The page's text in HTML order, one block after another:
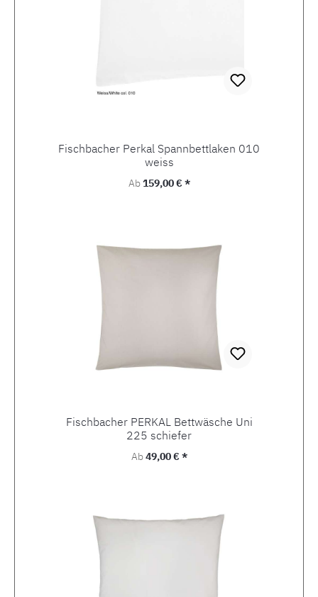
Fischbacher Perkal Spannbettlaken 010
weiss
Regulärer Preis:
Ab159,00 € *
Fischbacher PERKAL Bettwäsche Uni
225 schiefer
Regulärer Preis:
Ab49,00 € *